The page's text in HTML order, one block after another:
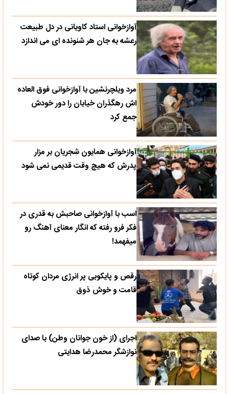
آوازخوانی استاد کاویانی در دل طبیعت
رعشه به جان هر شنونده ای می اندازد
مرد ویلچرنشین با آوازخوانی فوق العاده
اش رهگذران خیابان را دور خودش
جمع کرد
آوازخوانی همایون شجریان بر مزار
پدرش که هیچ وقت قدیمی نمی شود
اسب با آوازخوانی صاحبش به قدری در
فکر فرو رفته که انگار معنای آهنگ رو
میفهمد!
رقص و پایکوبی پر انرژی مردان کوتاه
قامت و خوش ذوق
اجرای (از خون جوانان وطن) با صدای
نوازشگر محمدرضا هدایتی